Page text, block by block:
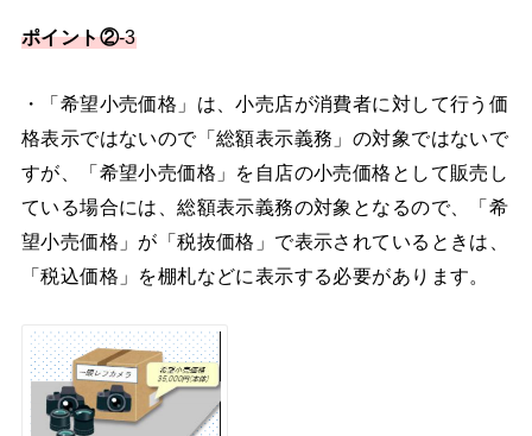
ポイント②-3
・「希望小売価格」は、小売店が消費者に対して行う価
格表示ではないので「総額表示義務」の対象ではないで
すが、「希望小売価格」を自店の小売価格として販売し
ている場合には、総額表示義務の対象となるので、「希
望小売価格」が「税抜価格」で表示されているときは、
「税込価格」を棚札などに表示する必要があります。